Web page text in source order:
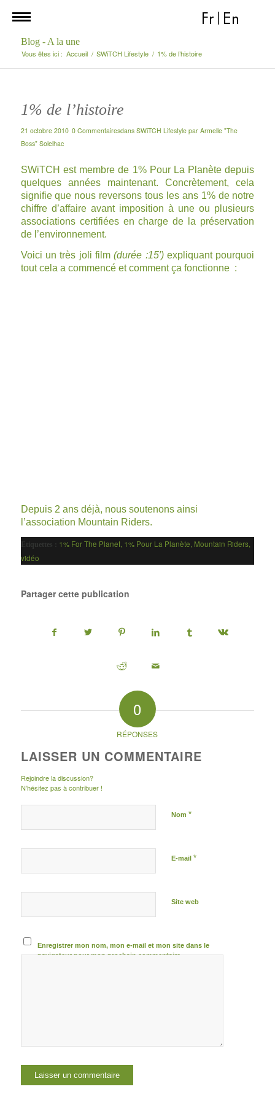
Fr En
Blog - A la une
Vous êtes ici : Accueil / SWiTCH Lifestyle / 1% de l’histoire
1% de l’histoire
21 octobre 2010 0 Commentairesdans SWiTCH Lifestyle par Armelle "The
Boss" Solelhac
SWiTCH est membre de 1% Pour La Planète depuis
quelques années maintenant. Concrètement, cela
signifie que nous reversons tous les ans 1% de notre
chiffre d’affaire avant imposition à une ou plusieurs
associations certifiées en charge de la préservation
de l’environnement.
Voici un très joli film (durée :15′)expliquant pourquoi
tout cela a commencé et comment ça fonctionne :
Depuis 2 ans déjà, nous soutenons ainsi
l’association Mountain Riders.
Etiquettes : 1% For The Planet, 1% Pour La Planète, Mountain Riders,
vidéo
Partager cette publication
0
RÉPONSES
LAISSER UN COMMENTAIRE
Rejoindre la discussion?
N’hésitez pas à contribuer !
Nom *
E-mail *
Site web
Enregistrer mon nom, mon e-mail et mon site dans le
navigateur pour mon prochain commentaire.